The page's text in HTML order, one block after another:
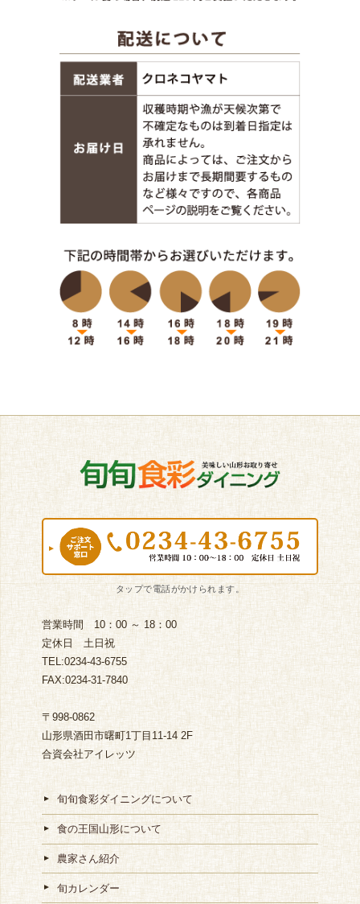
営業時間 10：00 ～ 18：00
定休日 土日祝
TEL:0234-43-6755
FAX:0234-31-7840
〒998-0862
山形県酒田市曙町1丁目11-14 2F
合資会社アイレッツ
旬旬食彩ダイニングについて
食の王国山形について
農家さん紹介
旬カレンダー